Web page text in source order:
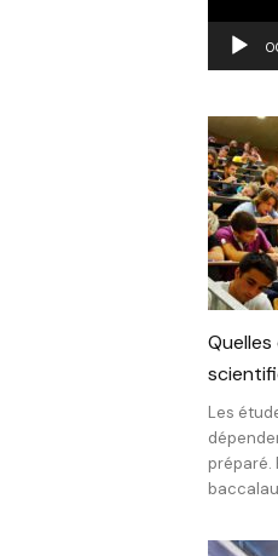
Les
préparé.